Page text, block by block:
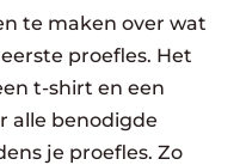
te maken over wat
proefles. Het
t-shirt en een
alle benodigde
je proefles. Zo